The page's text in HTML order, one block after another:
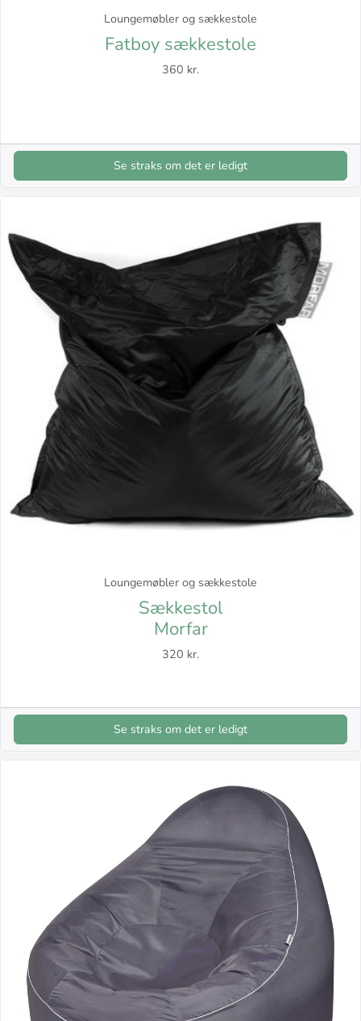
Loungemøbler og sækkestole
Fatboy sækkestole
360 kr.
Se straks om det er ledigt
Loungemøbler og sækkestole
Sækkestol
Morfar
320 kr.
Se straks om det er ledigt